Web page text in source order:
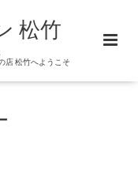
松竹
店 松竹へようこそ